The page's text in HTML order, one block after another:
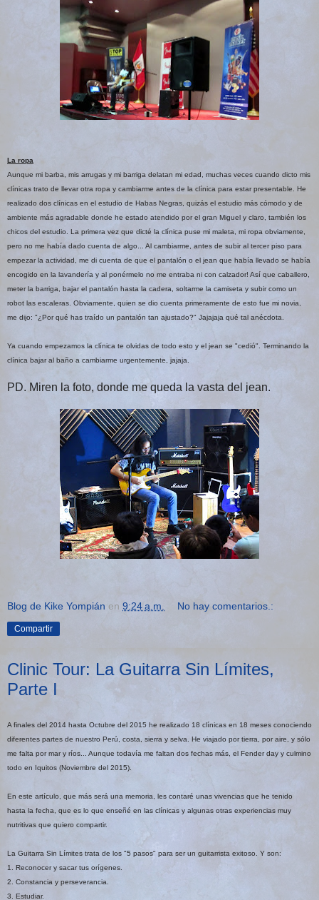
La ropa
Aunque mi barba, mis arrugas y mi barriga delatan mi edad, muchas veces cuando dicto mis
clínicas trato de llevar otra ropa y cambiarme antes de la clínica para estar presentable. He
realizado dos clínicas en el estudio de Habas Negras, quizás el estudio más cómodo y de
ambiente más agradable donde he estado atendido por el gran Miguel y claro, también los
chicos del estudio. La primera vez que dicté la clínica puse mi maleta, mi ropa obviamente,
pero no me había dado cuenta de algo... Al cambiarme, antes de subir al tercer piso para
empezar la actividad, me di cuenta de que el pantalón o el jean que había llevado se había
encogido en la lavandería y al ponérmelo no me entraba ni con calzador! Así que caballero,
meter la barriga, bajar el pantalón hasta la cadera, soltarme la camiseta y subir como un
robot las escaleras. Obviamente, quien se dio cuenta primeramente de esto fue mi novia,
me dijo: "¿Por qué has traído un pantalón tan ajustado?" Jajajaja qué tal anécdota.
Ya cuando empezamos la clínica te olvidas de todo esto y el jean se "cedió". Terminando la
clínica bajar al baño a cambiarme urgentemente, jajaja.
PD. Miren la foto, donde me queda la vasta del jean.
Blog de Kike Yompián en 9:24 a.m. No hay comentarios.:
Compartir
Clinic Tour: La Guitarra Sin Límites,
Parte I
A finales del 2014 hasta Octubre del 2015 he realizado 18 clínicas en 18 meses conociendo
diferentes partes de nuestro Perú, costa, sierra y selva. He viajado por tierra, por aire, y sólo
me falta por mar y ríos... Aunque todavía me faltan dos fechas más, el Fender day y culmino
todo en Iquitos (Noviembre del 2015).
En este artículo, que más será una memoria, les contaré unas vivencias que he tenido
hasta la fecha, que es lo que enseñé en las clínicas y algunas otras experiencias muy
nutritivas que quiero compartir.
La Guitarra Sin Límites trata de los "5 pasos" para ser un guitarrista exitoso. Y son:
1. Reconocer y sacar tus orígenes.
2. Constancia y perseverancia.
3. Estudiar.